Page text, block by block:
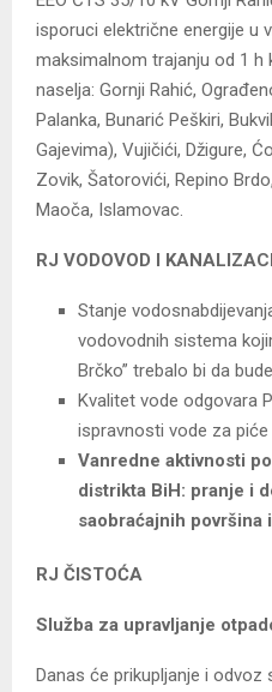
isporuci električne energije u
maksimalnom trajanju od 1 h
naselja: Gornji Rahić,
Palanka, Bunarić Peškiri,
Gajevima), Vujičići, Džigure,
Zovik, Šatorovići, Repino
Maoča, Islamovac.
RJ VODOVOD I
Stanje
vodovodnih sistema
Brčko” trebalo bi da
Kvalitet vode odgovara
ispravnosti vode za piće
Vanredne aktivnosti
distrikta BiH: pranje i
saobraćajnih površina
RJ ČISTOĆA
Služba za upravljanje
Danas će prikupljanje i